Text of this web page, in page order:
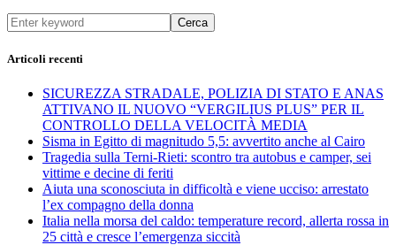
Cerca
Articoli recenti
SICUREZZA STRADALE, POLIZIA DI STATO E ANAS
ATTIVANO IL NUOVO “VERGILIUS PLUS” PER IL
CONTROLLO DELLA VELOCITÀ MEDIA
Sisma in Egitto di magnitudo 5,5: avvertito anche al Cairo
Tragedia sulla Terni-Rieti: scontro tra autobus e camper, sei
vittime e decine di feriti
Aiuta una sconosciuta in difficoltà e viene ucciso: arrestato
l’ex compagno della donna
Italia nella morsa del caldo: temperature record, allerta rossa in
25 città e cresce l’emergenza siccità